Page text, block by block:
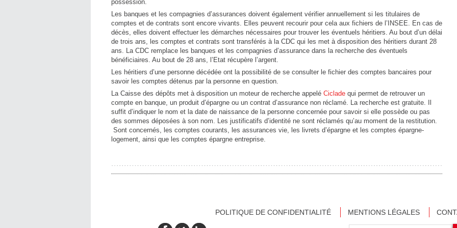
possession.
Les banques et les compagnies d’assurances doivent également vérifier annuellement si les titulaires de
comptes et de contrats sont encore vivants. Elles peuvent recourir pour cela aux fichiers de l’INSEE. En cas de
décès, elles doivent effectuer les démarches nécessaires pour trouver les éventuels héritiers. Au bout d’un délai
de trois ans, les comptes et contrats sont transférés à la CDC qui les met à disposition des héritiers durant 28
ans. La CDC remplace les banques et les compagnies d’assurance dans la recherche des éventuels
bénéficiaires. Au bout de 28 ans, l’Etat récupère l’argent.
Les héritiers d’une personne décédée ont la possibilité de se consulter le fichier des comptes bancaires pour
savoir les comptes détenus par la personne en question.
La Caisse des dépôts met à disposition un moteur de recherche appelé Ciclade qui permet de retrouver un
compte en banque, un produit d’épargne ou un contrat d’assurance non réclamé. La recherche est gratuite. Il
suffit d’indiquer le nom et la date de naissance de la personne concernée pour savoir si elle possède ou pas
des sommes déposées à son nom. Les justificatifs d’identité ne sont réclamés qu’au moment de la restitution.
Sont concernés, les comptes courants, les assurances vie, les livrets d’épargne et les comptes épargne-
logement, ainsi que les comptes épargne entreprise.
POLITIQUE DE CONFIDENTIALITÉ MENTIONS LÉGALES